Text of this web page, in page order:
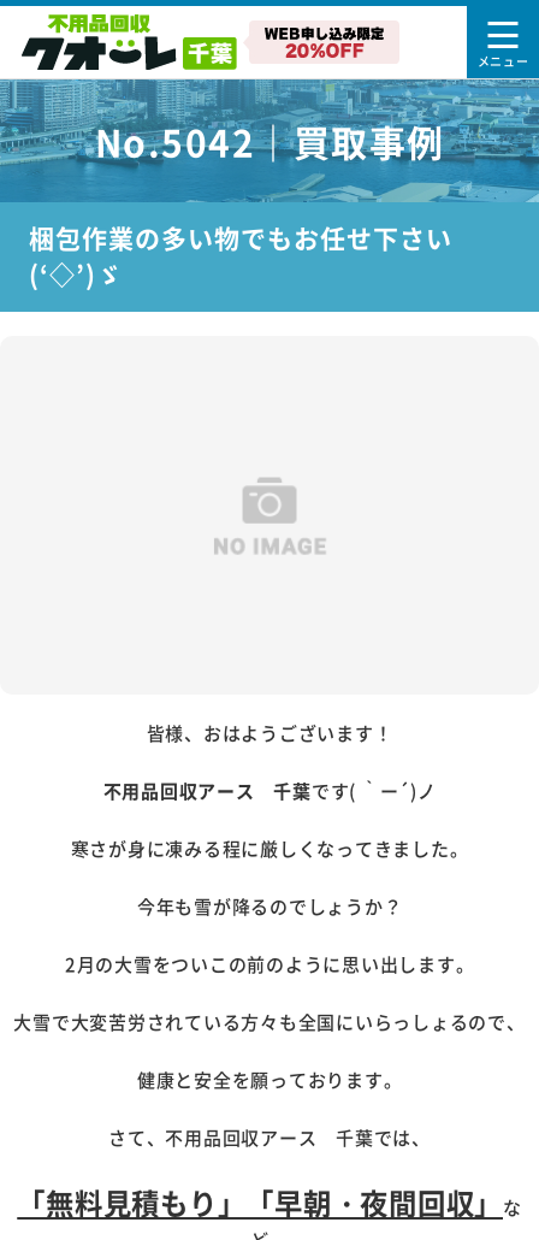
No.5042｜買取事例
梱包作業の多い物でもお任せ下さい
(‘◇’)ゞ
皆様、おはようございます！
不用品回収アース 千葉です( ｀ー´)ノ
寒さが身に凍みる程に厳しくなってきました。
今年も雪が降るのでしょうか？
2月の大雪をついこの前のように思い出します。
大雪で大変苦労されている方々も全国にいらっしょるので、
健康と安全を願っております。
さて、不用品回収アース 千葉では、
「無料見積もり」「早朝・夜間回収」
な